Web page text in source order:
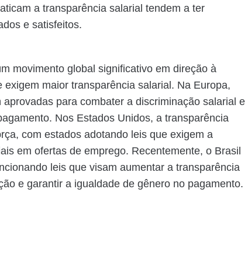
a transparência salarial tendem a ter
e satisfeitos.
movimento global significativo em direção à
exigem maior transparência salarial. Na Europa,
para combater a discriminação salarial e
Nos Estados Unidos, a transparência
com estados adotando leis que exigem a
em ofertas de emprego. Recentemente, o Brasil
leis que visam aumentar a transparência
e garantir a igualdade de gênero no pagamento.